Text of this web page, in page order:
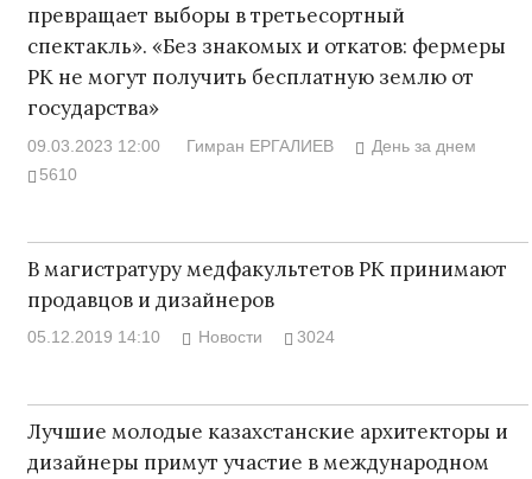
превращает выборы в третьесортный
спектакль». «Без знакомых и откатов: фермеры
РК не могут получить бесплатную землю от
государства»
09.03.2023 12:00 Гимран ЕРГАЛИЕВ
День за днем
5610
В магистратуру медфакультетов РК принимают
продавцов и дизайнеров
05.12.2019 14:10 Новости 3024
Лучшие молодые казахстанские архитекторы и
дизайнеры примут участие в международном